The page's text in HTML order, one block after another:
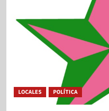
LOCALES POLÍTICA